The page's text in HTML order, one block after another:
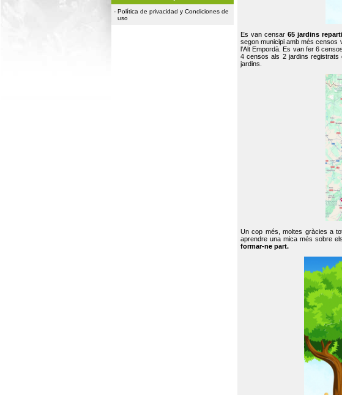
- Política de privacidad y Condiciones de
uso
Es van censar65 jardins
segon municipi amb més censos
l'Alt Empordà. Es van fer 6
4 censos als 2 jardins registrats
jardins.
Un cop més, moltes gràcies a
aprendre una mica més sobre
formar-ne part.